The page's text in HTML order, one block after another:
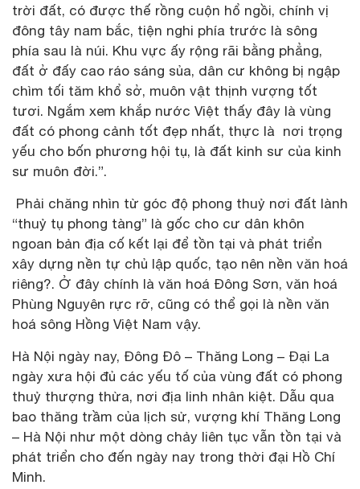
trời đất, có được thế rồng cuộn hổ ngồi, chính vị
đông tây nam bắc, tiện nghi phía trước là sông
phía sau là núi. Khu vực ấy rộng rãi bằng phẳng,
đất ở đấy cao ráo sáng sủa, dân cư không bị ngập
chìm tối tăm khổ sở, muôn vật thịnh vượng tốt
tươi. Ngắm xem khắp nước Việt thấy đây là vùng
đất có phong cảnh tốt đẹp nhất, thực là nơi trọng
yếu cho bốn phương hội tụ, là đất kinh sư của kinh
sư muôn đời.”.
Phải chăng nhìn từ góc độ phong thuỷ nơi đất lành
“thuỷ tụ phong tàng” là gốc cho cư dân khôn
ngoan bản địa cố kết lại để tồn tại và phát triển
xây dựng nền tự chủ lập quốc, tạo nên nền văn hoá
riêng?. Ở đây chính là văn hoá Đông Sơn, văn hoá
Phùng Nguyên rực rỡ, cũng có thể gọi là nền văn
hoá sông Hồng Việt Nam vậy.
Hà Nội ngày nay, Đông Đô – Thăng Long – Đại La
ngày xưa hội đủ các yếu tố của vùng đất có phong
thuỷ thượng thừa, nơi địa linh nhân kiệt. Dẫu qua
bao thăng trầm của lịch sử, vượng khí Thăng Long
– Hà Nội như một dòng chảy liên tục vẫn tồn tại và
phát triển cho đến ngày nay trong thời đại Hồ Chí
Minh.